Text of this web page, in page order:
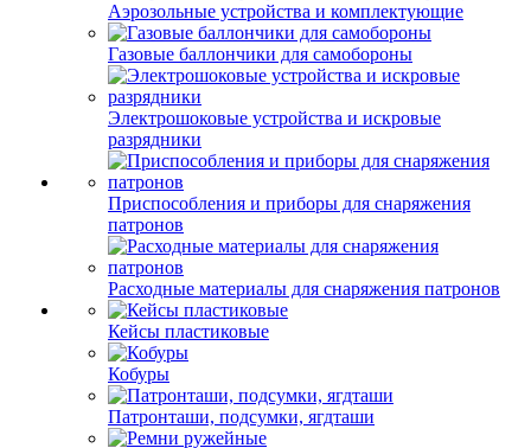
Аэрозольные устройства и комплектующие
Газовые баллончики для самобороны
Электрошоковые устройства и искровые
разрядники
Приспособления и приборы для снаряжения
патронов
Расходные материалы для снаряжения патронов
Кейсы пластиковые
Кобуры
Патронташи, подсумки, ягдташи